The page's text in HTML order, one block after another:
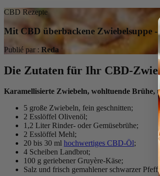
CBD Rezepte
Mit CBD überbackene Zwiebelsuppe -
Publié par : Reda
Die Zutaten für Ihr CBD-
Karamellisierte Zwiebeln, wohltuende Brühe,
5 große Zwiebeln, fein geschnitten;
2 Esslöffel Olivenöl;
1,2 Liter Rinder- oder Gemüsebrühe;
2 Esslöffel Mehl;
20 bis 30 ml hochwertiges CBD-Öl;
4 Scheiben Landbrot;
100 g geriebener Gruyère-Käse;
Salz und frisch gemahlener schwarzer